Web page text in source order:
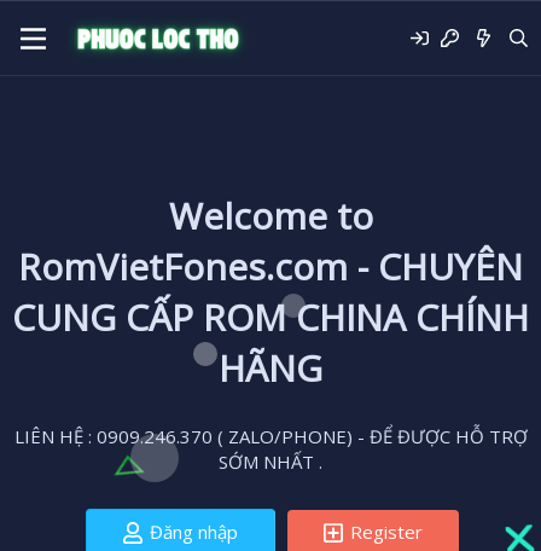
Welcome to
RomVietFones.com - CHUYÊN
CUNG CẤP ROM CHINA CHÍNH
HÃNG
LIÊN HỆ : 0909.246.370 ( ZALO/PHONE) - ĐỂ ĐƯỢC HỖ TRỢ
SỚM NHẤT .
Đăng nhập Register